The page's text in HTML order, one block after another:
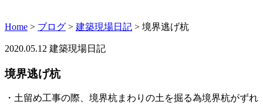
Home > ブログ > 建築現場日記 > 境界逃げ杭
2020.05.12 建築現場日記
境界逃げ杭
・土留め工事の際、境界杭まわりの土を掘る為境界杭がずれ